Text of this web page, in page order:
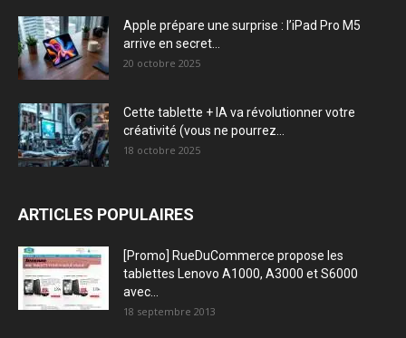
Apple prépare une surprise : l’iPad Pro M5
arrive en secret...
20 octobre 2025
Cette tablette + IA va révolutionner votre
créativité (vous ne pourrez...
18 octobre 2025
ARTICLES POPULAIRES
[Promo] RueDuCommerce propose les
tablettes Lenovo A1000, A3000 et S6000
avec...
18 septembre 2013